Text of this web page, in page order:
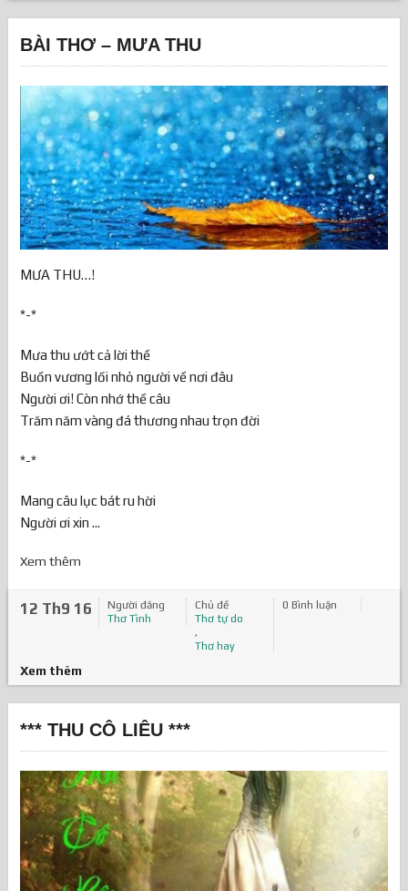
BÀI THƠ – MƯA THU
MƯA THU…!
*-*
Mưa thu ướt cả lời thề
Buồn vương lối nhỏ người về nơi đâu
Người ơi! Còn nhớ thề câu
Trăm năm vàng đá thương nhau trọn đời
*-*
Mang câu lục bát ru hời
Người ơi xin ...
Xem thêm
12 Th9 16
Người đăng
Thơ Tình
Chủ đề
Thơ tự do
,
Thơ hay
0 Bình luận
Xem thêm
*** THU CÔ LIÊU ***